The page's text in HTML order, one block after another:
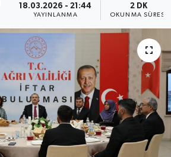
18.03.2026 - 21:44
YAYINLANMA
2 DK
OKUNMA SÜRESI